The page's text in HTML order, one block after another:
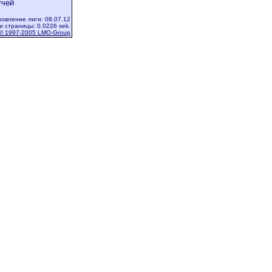
лиги: 08.07.12
страницы: 0.0226 sek.
1997-2005 LMO-Group